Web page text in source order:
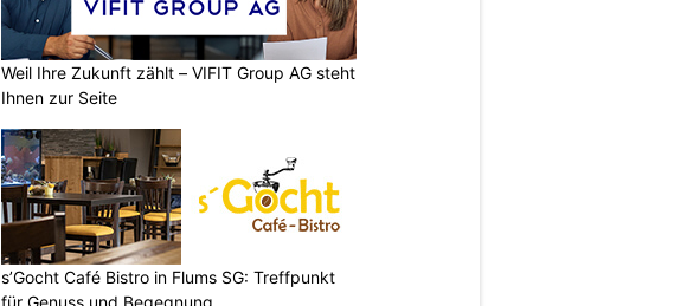
Weil Ihre Zukunft zählt – VIFIT Group AG steht
Ihnen zur Seite
s’Gocht Café Bistro in Flums SG: Treffpunkt
für Genuss und Begegnung